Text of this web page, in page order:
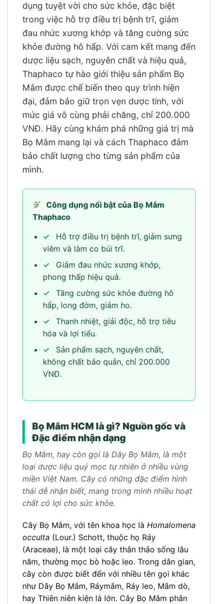
dụng tuyệt vời cho sức khỏe, đặc biệt
trong việc hỗ trợ điều trị bệnh trĩ, giảm
đau nhức xương khớp và tăng cường sức
khỏe đường hô hấp. Với cam kết mang đến
dược liệu sạch, nguyên chất và hiệu quả,
Thaphaco tự hào giới thiệu sản phẩm Bọ
Mắm được chế biến theo quy trình hiện
đại, đảm bảo giữ trọn vẹn dược tính, với
mức giá vô cùng phải chăng, chỉ 200.000
VNĐ. Hãy cùng khám phá những giá trị mà
Bọ Mắm mang lại và cách Thaphaco đảm
bảo chất lượng cho từng sản phẩm của
mình.
Công dụng nổi bật của Bọ Mắm
Thaphaco
✓
Hỗ trợ điều trị bệnh trĩ, giảm sưng
viêm và làm co búi trĩ.
✓
Giảm đau nhức xương khớp,
phong thấp hiệu quả.
✓
Tăng cường sức khỏe đường hô
hấp, long đờm, giảm ho.
✓
Thanh nhiệt, giải độc, hỗ trợ tiêu
hóa và lợi tiểu.
✓
Sản phẩm sạch, nguyên chất,
không chất bảo quản, chỉ 200.000
VNĐ.
Bọ Mắm HCM là gì? Nguồn gốc và
Đặc điểm nhận dạng
Bọ Mắm, hay còn gọi là Dây Bọ Mắm, là một
loại dược liệu quý mọc tự nhiên ở nhiều vùng
miền Việt Nam. Cây có những đặc điểm hình
thái dễ nhận biết, mang trong mình nhiều hoạt
chất có lợi cho sức khỏe.
Cây Bọ Mắm, với tên khoa học là Homalomena
occulta (Lour.) Schott, thuộc họ Ráy
(Araceae), là một loại cây thân thảo sống lâu
năm, thường mọc bò hoặc leo. Trong dân gian,
cây còn được biết đến với nhiều tên gọi khác
như Dây Bọ Mắm, Ráymắm, Ráy leo, Mắm dò,
hay Thiên niên kiện lá lớn. Cây Bọ Mắm phân